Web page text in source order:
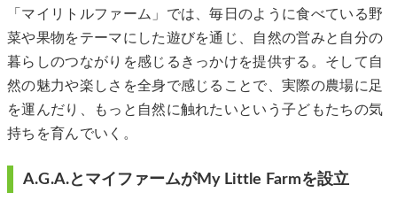
「マイリトルファーム」では、毎日のように食べている野
菜や果物をテーマにした遊びを通じ、自然の営みと自分の
暮らしのつながりを感じるきっかけを提供する。そして自
然の魅力や楽しさを全身で感じることで、実際の農場に足
を運んだり、もっと自然に触れたいという子どもたちの気
持ちを育んでいく。
A.G.A.とマイファームがMy Little Farmを設立